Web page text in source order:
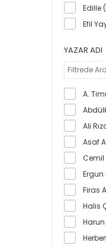
Edille
Efil
Sınır
YAZAR ADI
A.
Ali
Asaf
Cemil
Firas
Halis
Harun